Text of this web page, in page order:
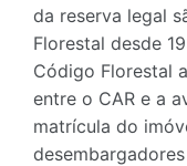
da reserva legal
Florestal desde
Código Florestal
entre o CAR e a
matrícula do